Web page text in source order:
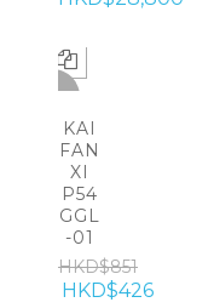
-50%
KAI
FAN
XI
P54
GGL
-01
HKD$851
HKD$426